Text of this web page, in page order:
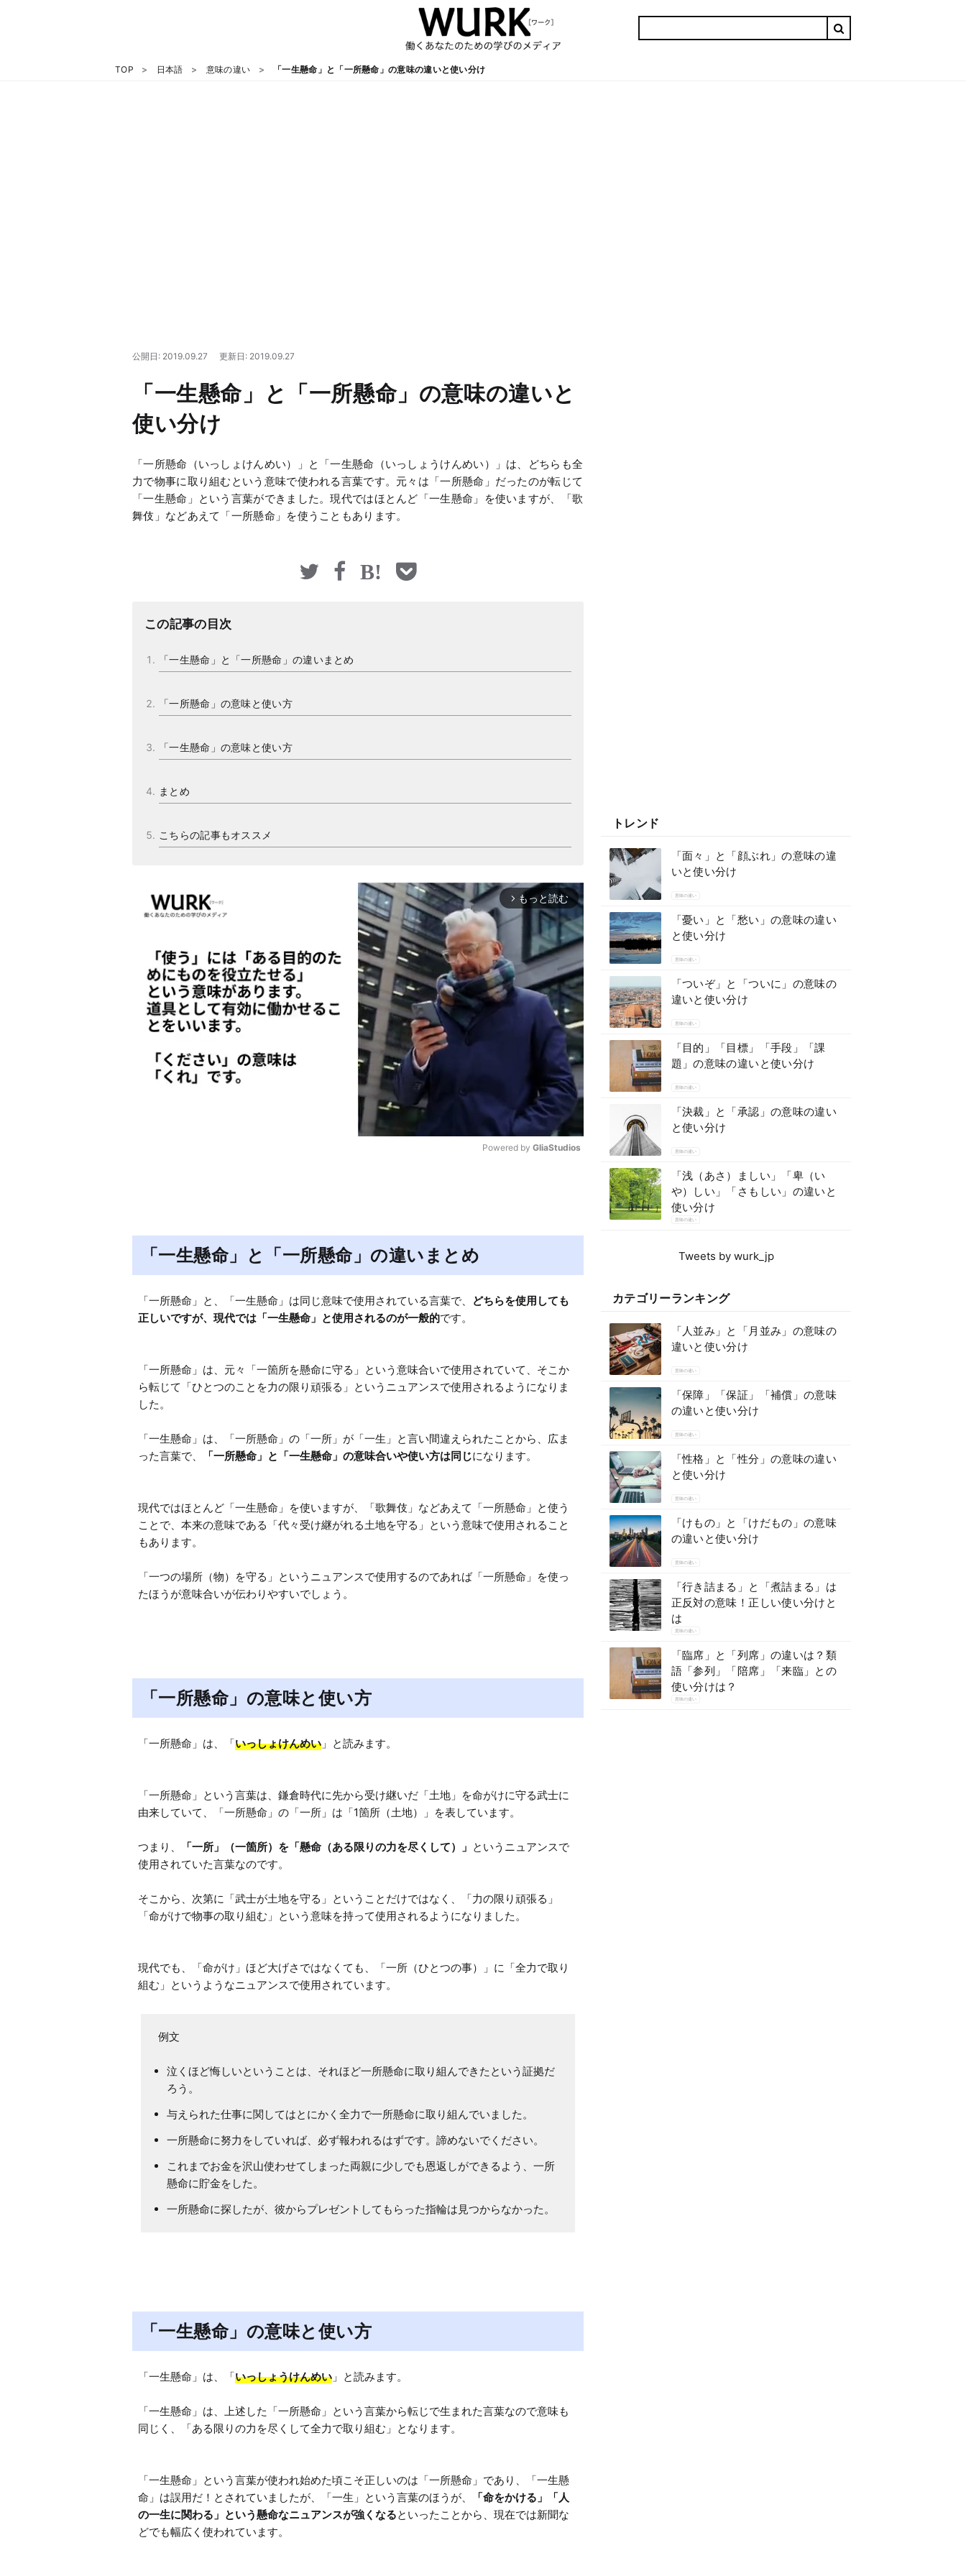
TOP 日本語 意味の違い 「一生懸命」と「一所懸命」の意味の違いと使い分け
公開日: 2019.09.27 更新日: 2019.09.27
「一生懸命」と「一所懸命」の意味の違いと
使い分け
「一所懸命（いっしょけんめい）」と「一生懸命（いっしょうけんめい）」は、どちらも全
力で物事に取り組むという意味で使われる言葉です。元々は「一所懸命」だったのが転じて
「一生懸命」という言葉ができました。現代ではほとんど「一生懸命」を使いますが、「歌
舞伎」などあえて「一所懸命」を使うこともあります。
この記事の目次
「一生懸命」と「一所懸命」の違いまとめ
「一所懸命」の意味と使い方
「一生懸命」の意味と使い方
まとめ
こちらの記事もオススメ
arrow_forward_ios もっと読む
Powered by GliaStudios
「一生懸命」と「一所懸命」の違いまとめ
「一所懸命」と、「一生懸命」は同じ意味で使用されている言葉で、
どちらを使用しても
正しいですが、現代では「一生懸命」と使用されるのが一般的です。
「一所懸命」は、元々「一箇所を懸命に守る」という意味合いで使用されていて、そこか
ら転じて「ひとつのことを力の限り頑張る」というニュアンスで使用されるようになりま
した。
「一生懸命」は、「一所懸命」の「一所」が「一生」と言い間違えられたことから、広ま
った言葉で、
「一所懸命」と「一生懸命」の意味合いや使い方は同じになります。
現代ではほとんど「一生懸命」を使いますが、「歌舞伎」などあえて「一所懸命」と使う
ことで、本来の意味である「代々受け継がれる土地を守る」という意味で使用されること
もあります。
「一つの場所（物）を守る」というニュアンスで使用するのであれば「一所懸命」を使っ
たほうが意味合いが伝わりやすいでしょう。
「一所懸命」の意味と使い方
「一所懸命」は、「いっしょけんめい 」と読みます。
「一所懸命」という言葉は、鎌倉時代に先から受け継いだ「土地」を命がけに守る武士に
由来していて、「一所懸命」の「一所」は「1箇所（土地）」を表しています。
つまり、 「一所」（一箇所）を「懸命（ある限りの力を尽くして）」 というニュアンスで
使用されていた言葉なのです。
そこから、次第に「武士が土地を守る」ということだけではなく、「力の限り頑張る」
「命がけで物事の取り組む」という意味を持って使用されるようになりました。
現代でも、「命がけ」ほど大げさではなくても、「一所（ひとつの事）」に「全力で取り
組む」というようなニュアンスで使用されています。
泣くほど悔しいということは、それほど一所懸命に取り組んできたという証拠だ
ろう。
与えられた仕事に関してはとにかく全力で一所懸命に取り組んでいました。
一所懸命に努力をしていれば、必ず報われるはずです。諦めないでください。
これまでお金を沢山使わせてしまった両親に少しでも恩返しができるよう、一所
懸命に貯金をした。
一所懸命に探したが、彼からプレゼントしてもらった指輪は見つからなかった。
「一生懸命」の意味と使い方
「一生懸命」は、「いっしょうけんめい 」と読みます。
「一生懸命」は、上述した「一所懸命」という言葉から転じで生まれた言葉なので意味も
同じく、「ある限りの力を尽くして全力で取り組む」となります。
「一生懸命」という言葉が使われ始めた頃こそ正しいのは「一所懸命」であり、「一生懸
命」は誤用だ！とされていましたが、「一生」という言葉のほうが、
「命をかける」「人
の一生に関わる」という懸命なニュアンスが強くなるといったことから、現在では新聞な
どでも幅広く使われています。
トレンド
「面々」と「顔ぶれ」の意味の違
いと使い分け
意味の違い
「憂い」と「愁い」の意味の違い
と使い分け
意味の違い
「ついぞ」と「ついに」の意味の
違いと使い分け
意味の違い
「目的」「目標」「手段」「課
題」の意味の違いと使い分け
意味の違い
「決裁」と「承認」の意味の違い
と使い分け
意味の違い
「浅（あさ）ましい」「卑（い
や）しい」「さもしい」の違いと
使い分け
意味の違い
Tweets by wurk_jp
カテゴリーランキング
「人並み」と「月並み」の意味の
違いと使い分け
意味の違い
「保障」「保証」「補償」の意味
の違いと使い分け
意味の違い
「性格」と「性分」の意味の違い
と使い分け
意味の違い
「けもの」と「けだもの」の意味
の違いと使い分け
意味の違い
「行き詰まる」と「煮詰まる」は
正反対の意味！正しい使い分けと
は
意味の違い
「臨席」と「列席」の違いは？類
語「参列」「陪席」「来臨」との
使い分けは？
意味の違い